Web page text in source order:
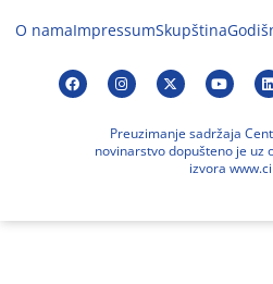
O namaImpressumSkupština
Preuzimanje sadržaja
novinarstvo dopušteno je uz
izvora